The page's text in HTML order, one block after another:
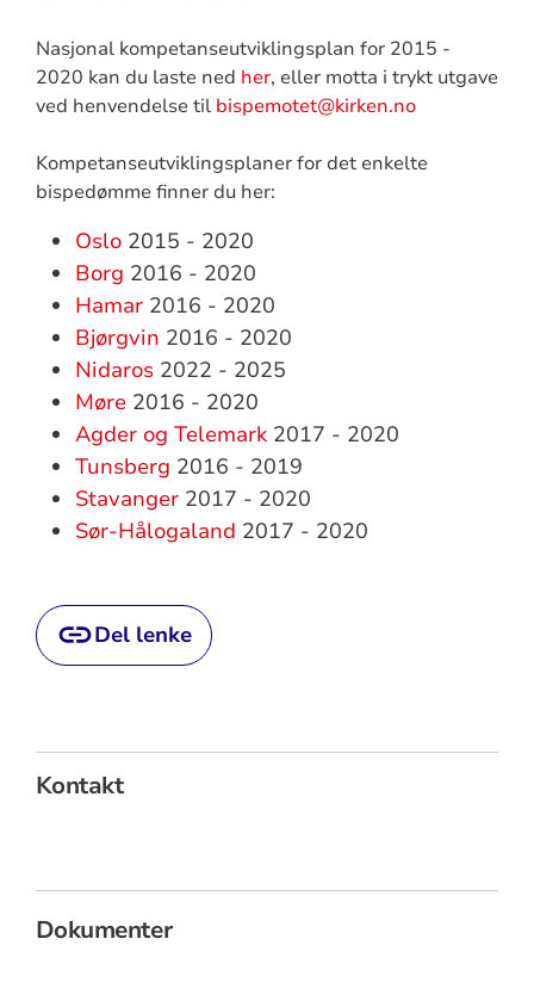
Nasjonal kompetanseutviklingsplan for 2015 -
2020 kan du laste ned her, eller motta i trykt utgave
ved henvendelse til bispemotet@kirken.no
Kompetanseutviklingsplaner for det enkelte
bispedømme finner du her:
Oslo 2015 - 2020
Borg 2016 - 2020
Hamar 2016 - 2020
Bjørgvin 2016 - 2020
Nidaros 2022 - 2025
Møre 2016 - 2020
Agder og Telemark 2017 - 2020
Tunsberg 2016 - 2019
Stavanger 2017 - 2020
Sør-Hålogaland 2017 - 2020
Del lenke
Kontakt
Dokumenter